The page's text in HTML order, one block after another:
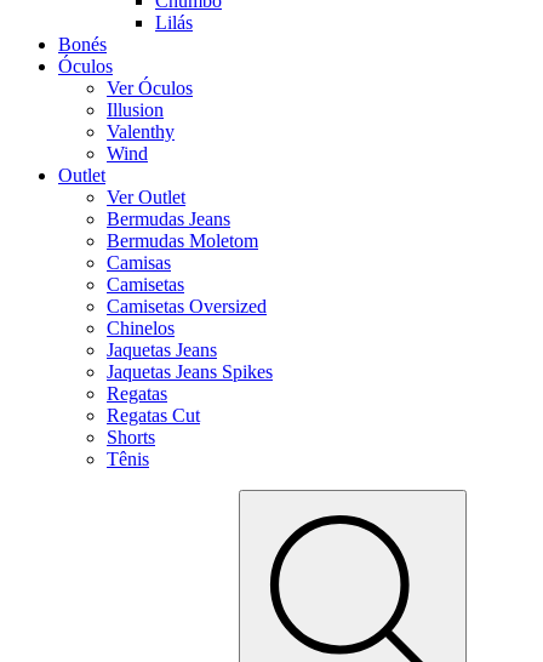
Lilás
Bonés
Óculos
Ver Óculos
Illusion
Valenthy
Wind
Outlet
Ver Outlet
Bermudas Jeans
Bermudas Moletom
Camisas
Camisetas
Camisetas Oversized
Chinelos
Jaquetas Jeans
Jaquetas Jeans Spikes
Regatas
Regatas Cut
Shorts
Tênis